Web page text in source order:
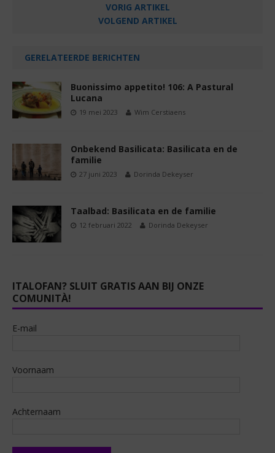
VORIG ARTIKEL
VOLGEND ARTIKEL
GERELATEERDE BERICHTEN
Buonissimo appetito! 106: A Pastural
Lucana
19 mei 2023 Wim Cerstiaens
Onbekend Basilicata: Basilicata en de
familie
27 juni 2023 Dorinda Dekeyser
Taalbad: Basilicata en de familie
12 februari 2022 Dorinda Dekeyser
ITALOFAN? SLUIT GRATIS AAN BIJ ONZE
COMUNITÀ!
E-mail
Voornaam
Achternaam